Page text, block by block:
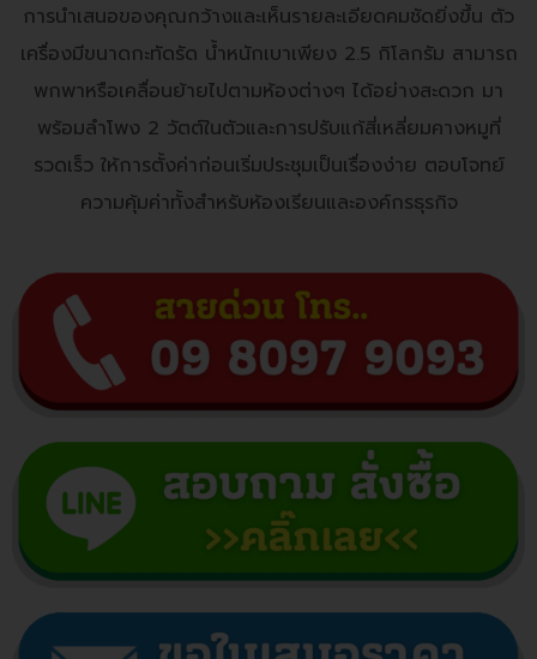
การนำเสนอของคุณกว้างและเห็นรายละเอียดคมชัดยิ่งขึ้น ตัว
เครื่องมีขนาดกะทัดรัด น้ำหนักเบาเพียง 2.5 กิโลกรัม สามารถ
พกพาหรือเคลื่อนย้ายไปตามห้องต่างๆ ได้อย่างสะดวก มา
พร้อมลำโพง 2 วัตต์ในตัวและการปรับแก้สี่เหลี่ยมคางหมูที่
รวดเร็ว ให้การตั้งค่าก่อนเริ่มประชุมเป็นเรื่องง่าย ตอบโจทย์
ความคุ้มค่าทั้งสำหรับห้องเรียนและองค์กรธุรกิจ